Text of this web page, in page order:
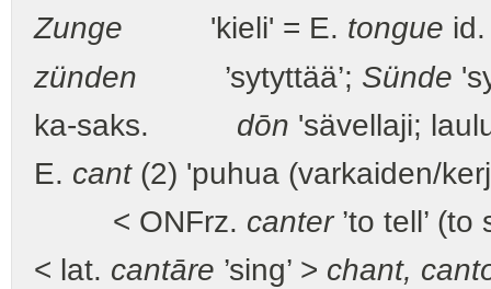
Zunge 'kieli' = E. tongue
zünden
’sytyttää’; Sünde
ka-saks. dōn 'sävellaji;
E. cant (2) 'puhua (varkaiden/
< ONFrz. canter’to tell’ (to
< lat. cantāre ’sing’ > chant,